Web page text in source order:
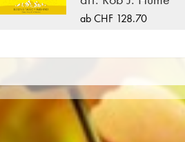
ab CHF 128.70